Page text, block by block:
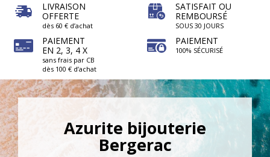
LIVRAISON
OFFERTE
dès 60 € d’achat
PAIEMENT
EN 2, 3, 4 X
sans frais par CB
dès 100 € d’achat
SATISFAIT OU
REMBOURSÉ
SOUS 30 JOURS
PAIEMENT
100% SÉCURISÉ
Azurite bijouterie
Bergerac